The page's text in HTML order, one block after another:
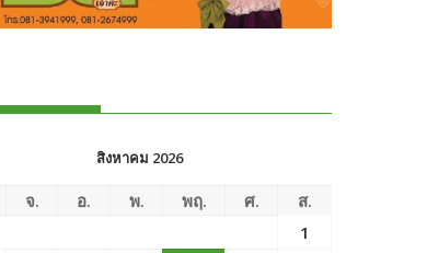
สิงหาคม 2026
จ. อ. พ. พฤ. ศ.
ส.
1